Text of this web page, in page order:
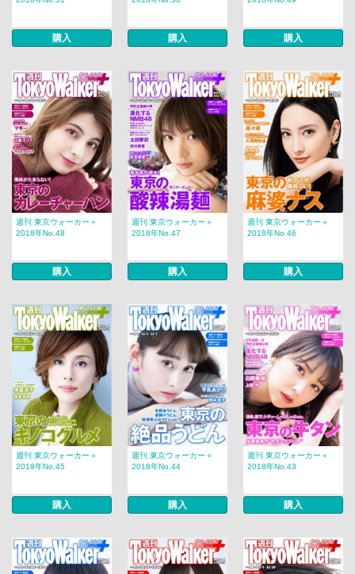
購入 購入 購入
週刊 東京ウォーカー＋
2018年No.48
購入
週刊 東京ウォーカー＋
2018年No.47
購入
週刊 東京ウォーカー＋
2018年No.46
購入
週刊 東京ウォーカー＋
2018年No.45
購入
週刊 東京ウォーカー＋
2018年No.44
購入
週刊 東京ウォーカー＋
2018年No.43
購入